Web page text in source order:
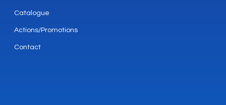
Catalogue
Actions/Promotions
Contact